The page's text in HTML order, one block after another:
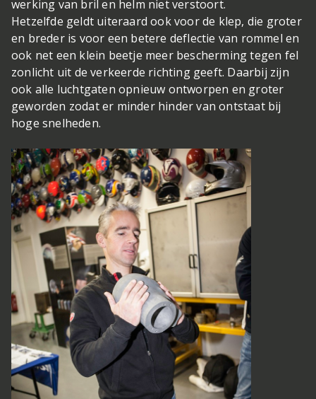
werking van bril en helm niet verstoort.
Hetzelfde geldt uiteraard ook voor de klep, die groter
en breder is voor een betere deflectie van rommel en
ook net een klein beetje meer bescherming tegen fel
zonlicht uit de verkeerde richting geeft. Daarbij zijn
ook alle luchtgaten opnieuw ontworpen en groter
geworden zodat er minder hinder van ontstaat bij
hoge snelheden.